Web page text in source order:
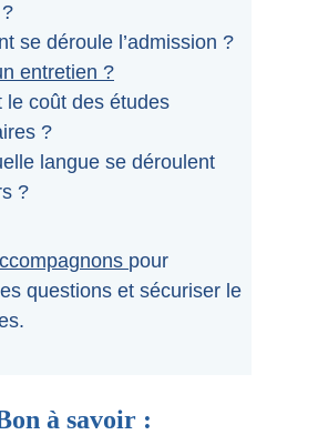
en parlait ?
se déroule l’admission ?
entretien ?
le coût des études
?
langue se déroulent
?
pour
questions et sécuriser le
savoir :